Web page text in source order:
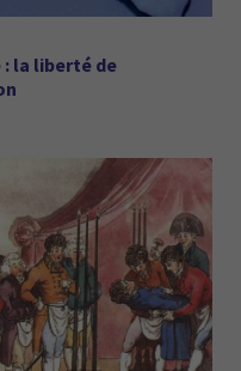
: la liberté de